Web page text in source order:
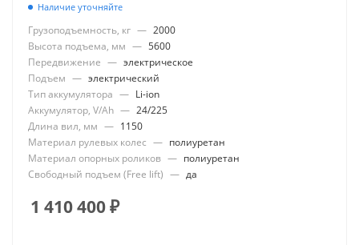
Наличие уточняйте
Грузоподъемность, кг — 2000
Высота подъема, мм — 5600
Передвижение — электрическое
Подъем — электрический
Тип аккумулятора — Li-ion
Аккумулятор, V/Ah — 24/225
Длина вил, мм — 1150
Материал рулевых колес — полиуретан
Материал опорных роликов — полиуретан
Свободный подъем (Free lift) — да
1 410 400₽